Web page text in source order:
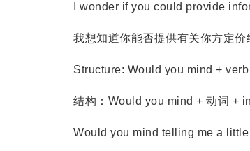
I wonder if you could provide
我想知道你能否提供有关你方定价
Structure: Would you mind + verb
结构：Would you mind + 动词 +
Would you mind telling me a little